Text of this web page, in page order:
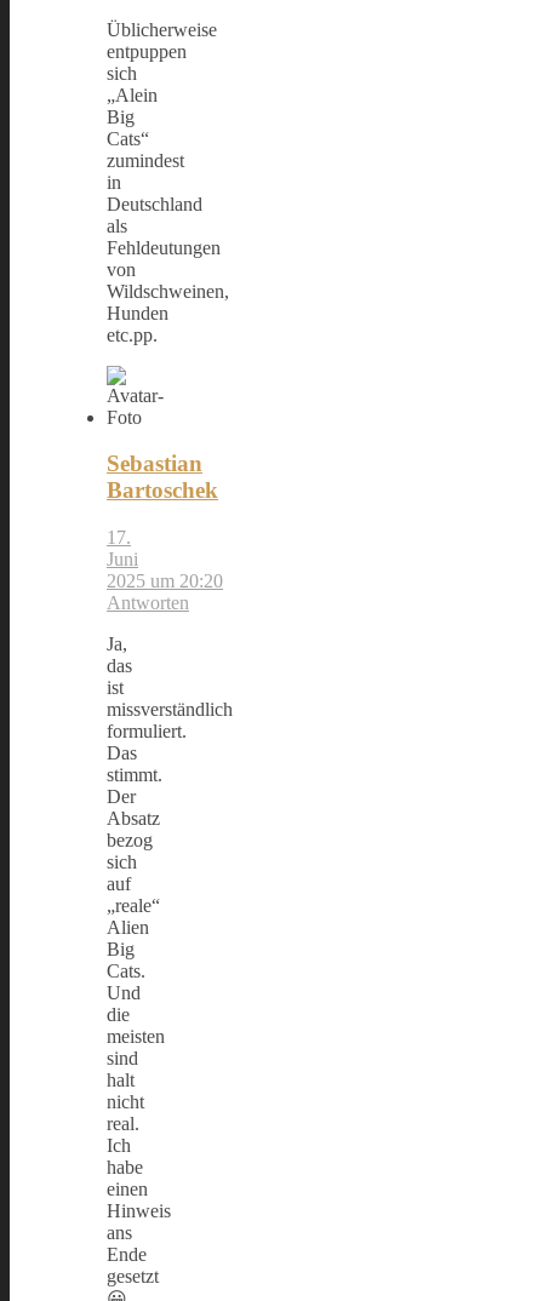
Üblicherweise
entpuppen
sich
„Alein
Big
Cats“
zumindest
in
Deutschland
als
Fehldeutungen
von
Wildschweinen,
Hunden
etc.pp.
Sebastian
Bartoschek
17.
Juni
2025 um 20:20
Antworten
Ja,
das
ist
missverständlich
formuliert.
Das
stimmt.
Der
Absatz
bezog
sich
auf
„reale“
Alien
Big
Cats.
Und
die
meisten
sind
halt
nicht
real.
Ich
habe
einen
Hinweis
ans
Ende
gesetzt